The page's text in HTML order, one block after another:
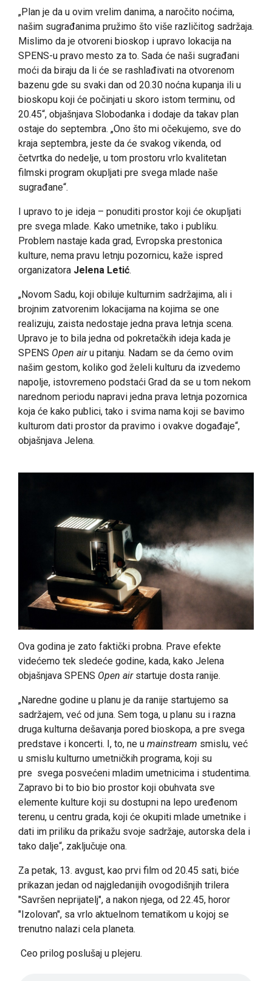
„Plan je da u ovim vrelim danima, a naročito noćima,
našim sugrađanima pružimo što više različitog sadržaja.
Mislimo da je otvoreni bioskop i upravo lokacija na
SPENS-u pravo mesto za to. Sada će naši sugrađani
moći da biraju da li će se rashlađivati na otvorenom
bazenu gde su svaki dan od 20.30 noćna kupanja ili u
bioskopu koji će počinjati u skoro istom terminu, od
20.45“, objašnjava Slobodanka i dodaje da takav plan
ostaje do septembra. „Ono što mi očekujemo, sve do
kraja septembra, jeste da će svakog vikenda, od
četvrtka do nedelje, u tom prostoru vrlo kvalitetan
filmski program okupljati pre svega mlade naše
sugrađane“.
I upravo to je ideja – ponuditi prostor koji će okupljati
pre svega mlade. Kako umetnike, tako i publiku.
Problem nastaje kada grad, Evropska prestonica
kulture, nema pravu letnju pozornicu, kaže ispred
organizatora Jelena Letić.
„Novom Sadu, koji obiluje kulturnim sadržajima, ali i
brojnim zatvorenim lokacijama na kojima se one
realizuju, zaista nedostaje jedna prava letnja scena.
Upravo je to bila jedna od pokretačkih ideja kada je
SPENS Open airu pitanju. Nadam se da ćemo ovim
našim gestom, koliko god želeli kulturu da izvedemo
napolje, istovremeno podstaći Grad da se u tom nekom
narednom periodu napravi jedna prava letnja pozornica
koja će kako publici, tako i svima nama koji se bavimo
kulturom dati prostor da pravimo i ovakve događaje“,
objašnjava Jelena.
Ova godina je zato faktički probna. Prave efekte
videćemo tek sledeće godine, kada, kako Jelena
objašnjava SPENS Open airstartuje dosta ranije.
„Naredne godine u planu je da ranije startujemo sa
sadržajem, već od juna. Sem toga, u planu su i razna
druga kulturna dešavanja pored bioskopa, a pre svega
predstave i koncerti. I, to, ne u mainstream smislu, već
u smislu kulturno umetničkih programa, koji su
pre svega posvećeni mladim umetnicima i studentima.
Zapravo bi to bio bio prostor koji obuhvata sve
elemente kulture koji su dostupni na lepo uređenom
terenu, u centru grada, koji će okupiti mlade umetnike i
dati im priliku da prikažu svoje sadržaje, autorska dela i
tako dalje“, zaključuje ona.
Za petak, 13. avgust, kao prvi film od 20.45 sati, biće
prikazan jedan od najgledanijih ovogodišnjih trilera
"Savršen neprijatelj", a nakon njega, od 22.45, horor
"Izolovan", sa vrlo aktuelnom tematikom u kojoj se
trenutno nalazi cela planeta.
Ceo prilog poslušaj u plejeru.